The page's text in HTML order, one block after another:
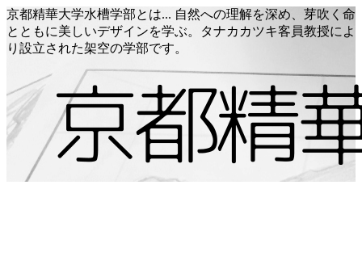
京都精華大学水槽学部とは... 自然への理解を深め、芽吹く命
とともに美しいデザインを学ぶ。タナカカツキ客員教授によ
り設立された架空の学部です。